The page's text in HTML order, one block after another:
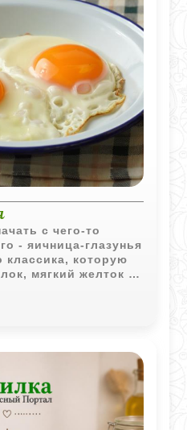
с чего-то
- яичница-глазунья
классика, которую
мягкий желток и
два ингредиента,
минут - и у вас на
который не